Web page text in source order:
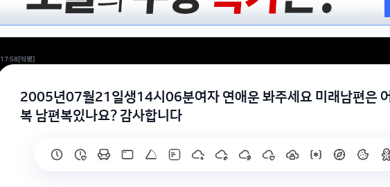
17:58[익명]
2005년07월21일생14시06분여자 연애운 봐주세요 미래남편은
복 남편복있나요? 감사합니다